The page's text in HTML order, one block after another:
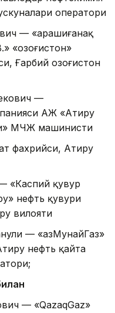
оператори
— «Қарашиғанақ
«Қозоғистон»
Ғарбий Қозоғистон
—
АЖ «Атиру
МЧЖ машинисти
фахрийси, Атиру
«Каспий қувур
нефть қувури
вилояти
— «ҚазМунайГаз»
нефть қайта
— «QazaqGaz»